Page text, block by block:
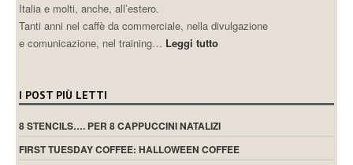
Italia e molti, anche, all’estero.
Tanti anni nel caffè da commerciale, nella divulgazione
e comunicazione, nel training… Leggi tutto
I POST PIÙ LETTI
8 STENCILS…. PER 8 CAPPUCCINI NATALIZI
FIRST TUESDAY COFFEE: HALLOWEEN COFFEE